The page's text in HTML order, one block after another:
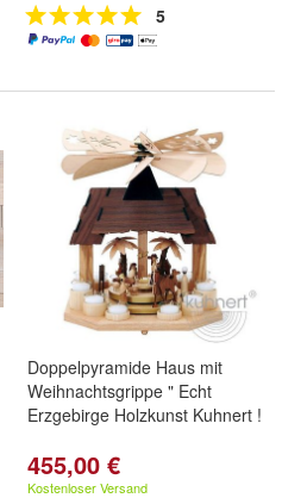
5
Doppelpyramide Haus mit
Weihnachtsgrippe " Echt
Erzgebirge Holzkunst Kuhnert !
455,00 €
Kostenloser Versand